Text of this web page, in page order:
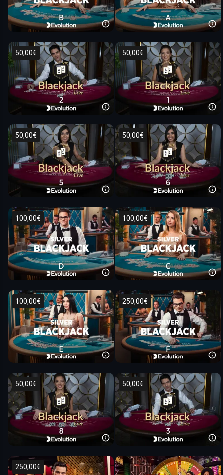
50,00€ 50,00€
50,00€ 50,00€
100,00€ 100,00€
100,00€ 250,00€
50,00€ 50,00€
250,00€